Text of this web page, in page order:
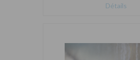
Détails